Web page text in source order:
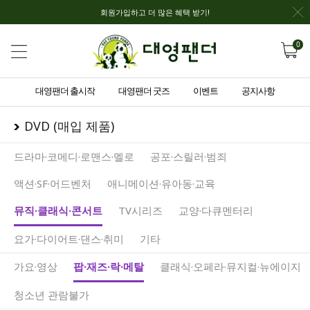
회원가입하고 더 많은 혜택 받기!
0
대영팬더 출시작 대영팬더 굿즈 이벤트 공지사항
DVD (매입 제품)
드라마·코메디·로맨스·멜로
공포·스릴러·범죄
액션·SF·어드벤처
애니메이션·유아동·교육
뮤직·클래식·콘서트
TV시리즈 교양·다큐멘터리
요가·다이어트·댄스·취미
기타
가요·영상
팝·재즈·락·메탈 클래식·오페라·뮤지컬·뉴에이지
청소년 관람불가